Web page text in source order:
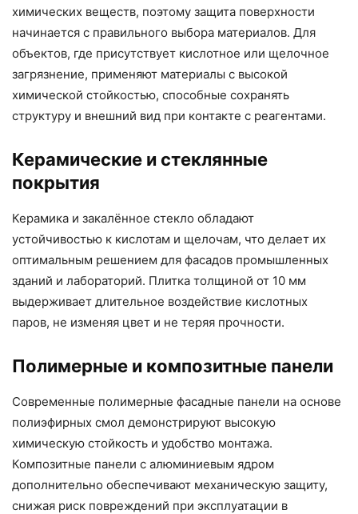
химических веществ, поэтому защита поверхности
начинается с правильного выбора материалов. Для
объектов, где присутствует кислотное или щелочное
загрязнение, применяют материалы с высокой
химической стойкостью, способные сохранять
структуру и внешний вид при контакте с реагентами.
Керамические и стеклянные
покрытия
Керамика и закалённое стекло обладают
устойчивостью к кислотам и щелочам, что делает их
оптимальным решением для фасадов промышленных
зданий и лабораторий. Плитка толщиной от 10 мм
выдерживает длительное воздействие кислотных
паров, не изменяя цвет и не теряя прочности.
Полимерные и композитные панели
Современные полимерные фасадные панели на основе
полиэфирных смол демонстрируют высокую
химическую стойкость и удобство монтажа.
Композитные панели с алюминиевым ядром
дополнительно обеспечивают механическую защиту,
снижая риск повреждений при эксплуатации в